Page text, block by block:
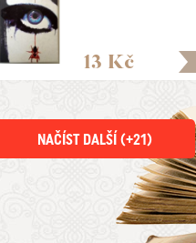
13 Kč
NAČÍST DALŠÍ (+21)